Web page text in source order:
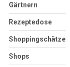
Gärtnern
Rezeptedose
Shoppingschätze
Shops